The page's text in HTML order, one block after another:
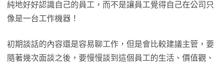
純地好好認識自己的員工，而不是讓員工覺得自己在公司只
像是一台工作機器！
初期談話的內容還是容易聊工作，但是會比較建議主管，要
隨著幾次面談之後，要慢慢談到這個員工的生活、價值觀、